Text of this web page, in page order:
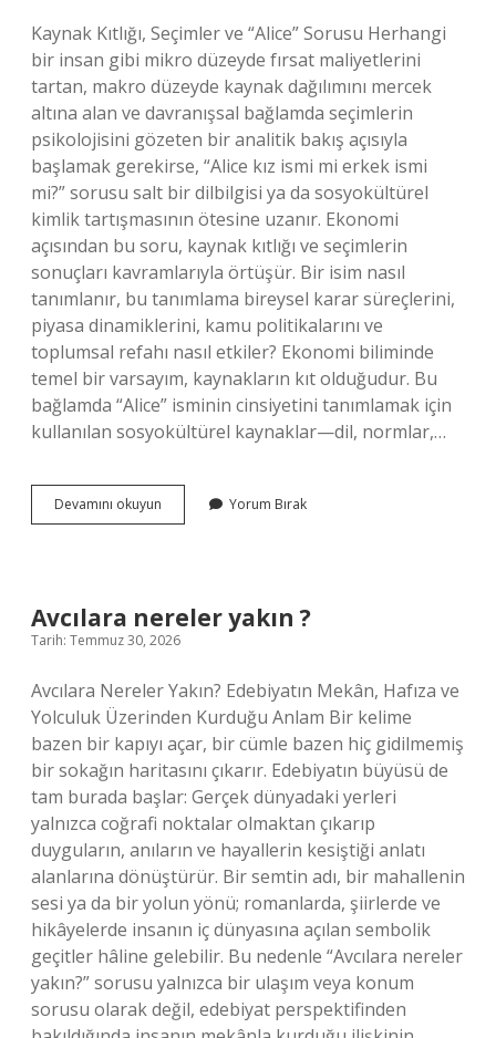
Kaynak Kıtlığı, Seçimler ve “Alice” Sorusu Herhangi
bir insan gibi mikro düzeyde fırsat maliyetlerini
tartan, makro düzeyde kaynak dağılımını mercek
altına alan ve davranışsal bağlamda seçimlerin
psikolojisini gözeten bir analitik bakış açısıyla
başlamak gerekirse, “Alice kız ismi mi erkek ismi
mi?” sorusu salt bir dilbilgisi ya da sosyokültürel
kimlik tartışmasının ötesine uzanır. Ekonomi
açısından bu soru, kaynak kıtlığı ve seçimlerin
sonuçları kavramlarıyla örtüşür. Bir isim nasıl
tanımlanır, bu tanımlama bireysel karar süreçlerini,
piyasa dinamiklerini, kamu politikalarını ve
toplumsal refahı nasıl etkiler? Ekonomi biliminde
temel bir varsayım, kaynakların kıt olduğudur. Bu
bağlamda “Alice” isminin cinsiyetini tanımlamak için
kullanılan sosyokültürel kaynaklar—dil, normlar,…
Devamını okuyun
kız
mi
?
Yorum Bırak
Avcılara nereler yakın ?
Tarih: Temmuz 30, 2026
Avcılara Nereler Yakın? Edebiyatın Mekân, Hafıza ve
Yolculuk Üzerinden Kurduğu Anlam Bir kelime
bazen bir kapıyı açar, bir cümle bazen hiç gidilmemiş
bir sokağın haritasını çıkarır. Edebiyatın büyüsü de
tam burada başlar: Gerçek dünyadaki yerleri
yalnızca coğrafi noktalar olmaktan çıkarıp
duyguların, anıların ve hayallerin kesiştiği anlatı
alanlarına dönüştürür. Bir semtin adı, bir mahallenin
sesi ya da bir yolun yönü; romanlarda, şiirlerde ve
hikâyelerde insanın iç dünyasına açılan sembolik
geçitler hâline gelebilir. Bu nedenle “Avcılara nereler
yakın?” sorusu yalnızca bir ulaşım veya konum
sorusu olarak değil, edebiyat perspektifinden